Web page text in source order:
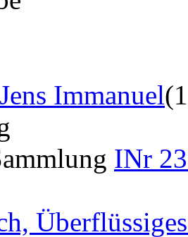
Immanuel
INr